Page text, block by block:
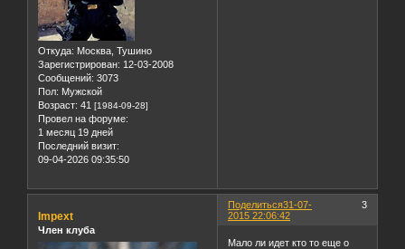
Откуда: Москва, Тушино
Зарегистрирован: 12-03-2008
Сообщений: 3073
Пол: Мужской
Возраст: 41 [1984-09-28]
Провел на форуме:
1 месяц 19 дней
Последний визит:
09-04-2026 09:35:50
Поделиться 3
31-07-
2015 22:06:42
Impext
Член клуба
Мало ли идет кто то еще о